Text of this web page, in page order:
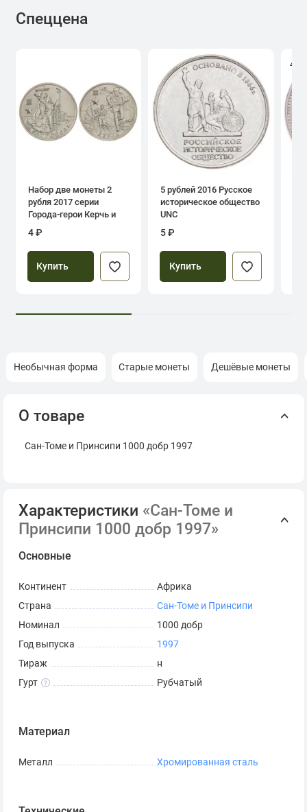
Спеццена
Набор две монеты 2
рубля 2017 серии
Города-герои Керчь и
Севастополь
4 ₽
Купить
5 рублей 2016 Русское
историческое общество
UNC
5 ₽
Купить
4.0
Необычная форма Старые монеты Дешёвые монеты
О товаре
Сан-Томе и Принсипи 1000 добр 1997
Характеристики «Сан-Томе и
Принсипи 1000 добр 1997»
Основные
Континент
Африка
Страна
Сан-Томе и Принсипи
Номинал
1000 добр
Год выпуска
1997
Тираж
н
Гурт
Рубчатый
Материал
Металл Хромированная сталь